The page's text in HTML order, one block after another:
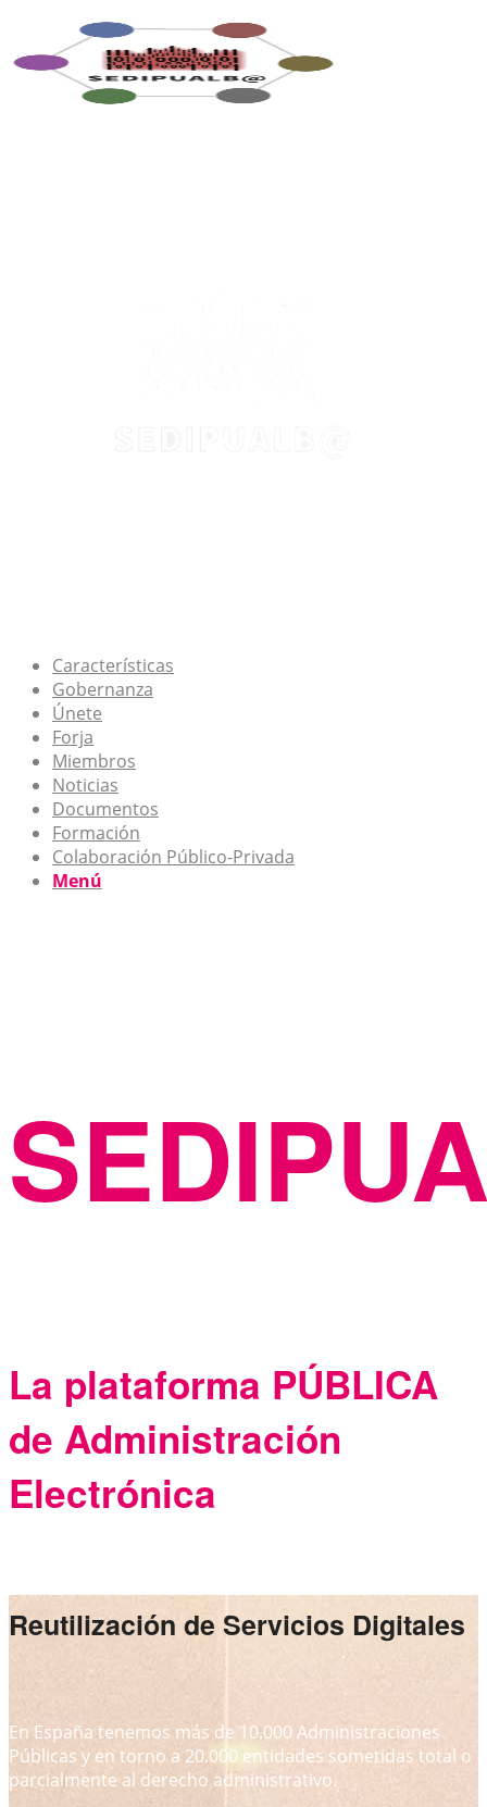
Características
Gobernanza
Únete
Forja
Miembros
Noticias
Documentos
Formación
Colaboración Público-Privada
Menú
La plataforma PÚBLICA
de Administración
Electrónica
Reutilización de Servicios Digitales
En España tenemos más de 10.000 Administraciones
Públicas y en torno a 20.000 entidades sometidas total o
parcialmente al derecho administrativo.